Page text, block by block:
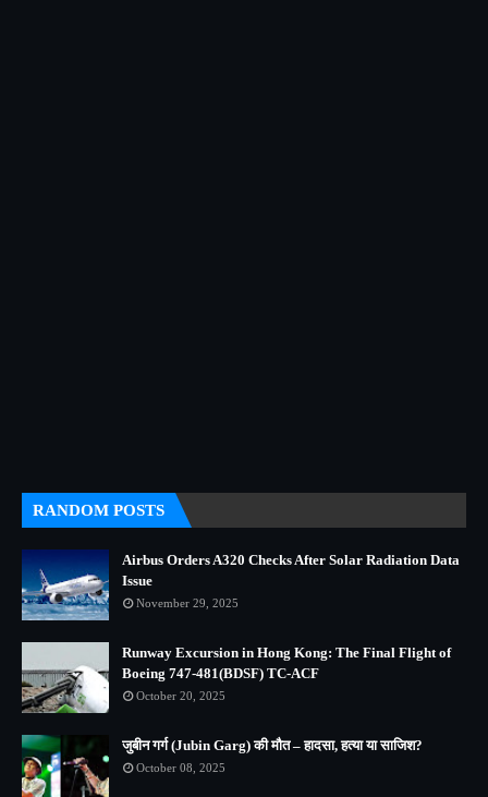
RANDOM POSTS
Airbus Orders A320 Checks After Solar Radiation Data
Issue
November 29, 2025
Runway Excursion in Hong Kong: The Final Flight of
Boeing 747-481(BDSF) TC-ACF
October 20, 2025
जुबीन गर्ग (Jubin Garg) की मौत – हादसा, हत्या या साजिश?
October 08, 2025